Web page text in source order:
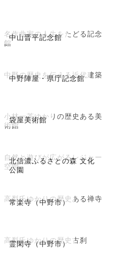
中山晋平記念館
名作曲家の人生をたどる記念
館
中野陣屋・県庁記念館
中野の歴史を伝える近代建築
袋屋美術館
小林一茶ゆかりの歴史ある美
術館
北信濃ふるさとの森 文化
公園
自然と遊びが広がるレジャー
空間
常楽寺（中野市）
高梨氏ゆかりの歴史ある禅寺
霊閑寺（中野市）
高梨氏ゆかりの歴史古刹